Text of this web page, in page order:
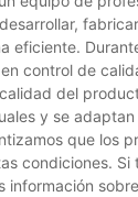
eficiente.
control de
del
y se
que los
condiciones. Si
información